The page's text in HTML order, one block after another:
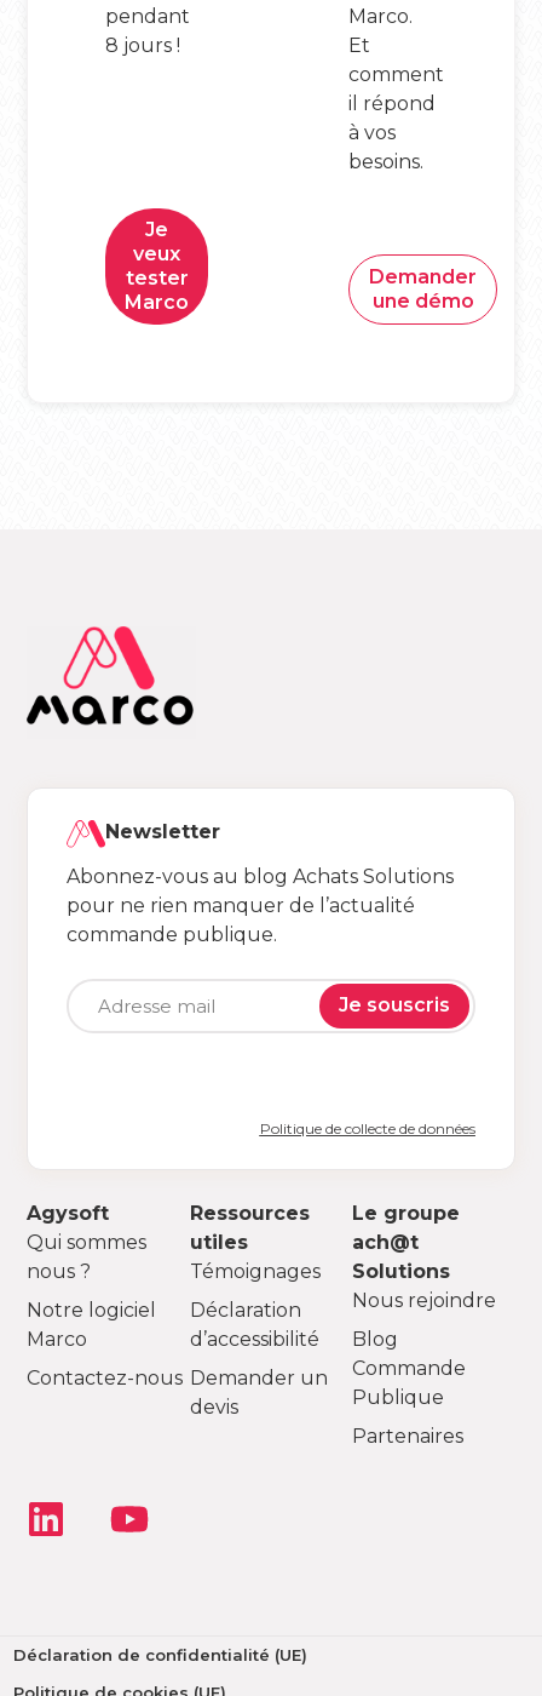
pendant
8 jours !
Je
veux
tester
Marco
Marco.
Et
comment
il répond
à vos
besoins.
Demander
une démo
Agysoft
Qui sommes
nous ?
Notre logiciel
Marco
Contactez-nous
Ressources
utiles
Témoignages
Déclaration
d’accessibilité
Demander un
devis
Le groupe
ach@t
Solutions
Nous rejoindre
Blog
Commande
Publique
Partenaires
Newsletter
Abonnez-vous au blog Achats Solutions
pour ne rien manquer de l’actualité
commande publique.
Je souscris
Politique de collecte de données
Déclaration de confidentialité (UE)